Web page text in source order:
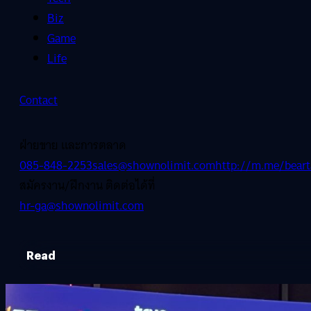
Biz
Game
Life
Contact
ฝ่ายขาย และการตลาด
085-848-2253sales@shownolimit.comhttp://m.me/
สมัครงาน/ฝึกงาน ติดต่อได้ที่
hr-ga@shownolimit.com
Read